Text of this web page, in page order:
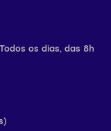
os dias, das 8h